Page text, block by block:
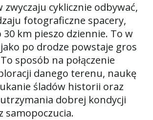
n
zwyczaju cyklicznie odbywać,
fotograficzne spacery,
30 km pieszo dziennie. To w
po drodze powstaje gros
sposób na połączenie
danego terenu, naukę
śladów historii oraz
dobrej kondycji
samopoczucia.